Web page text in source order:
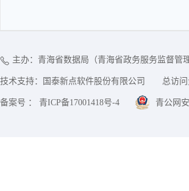
主办：青海省数据局（青海省政务服务监督管理
技术支持：国泰新点软件股份有限公司 总访问
备案号 ： 青ICP备17001418号-4 青公网